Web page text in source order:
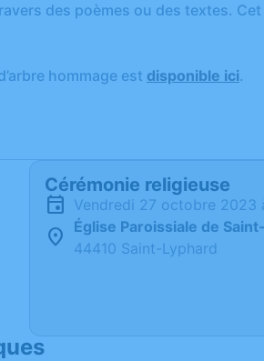
des poèmes ou des textes.
hommage est disponible ici.
Cérémonie religieuse
vendredi 27 octobre 2023
Église Paroissiale de
44410 Saint-Lyphard